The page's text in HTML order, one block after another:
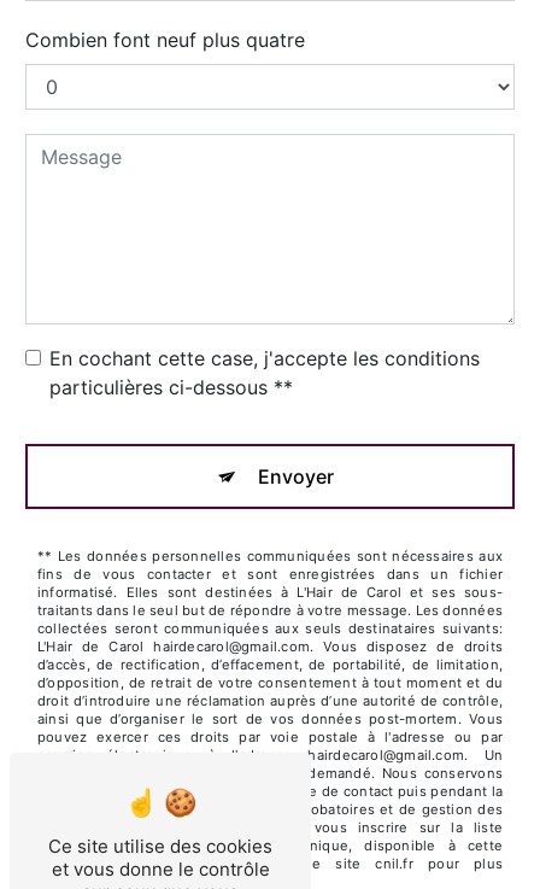
Combien font neuf plus quatre
En cochant cette case, j'accepte les conditions
particulières ci-dessous **
Envoyer
** Les données personnelles communiquées sont nécessaires aux
fins de vous contacter et sont enregistrées dans un fichier
informatisé. Elles sont destinées à L'Hair de Carol et ses sous-
traitants dans le seul but de répondre à votre message. Les données
collectées seront communiquées aux seuls destinataires suivants:
L'Hair de Carol hairdecarol@gmail.com. Vous disposez de droits
d’accès, de rectification, d’effacement, de portabilité, de limitation,
d’opposition, de retrait de votre consentement à tout moment et du
droit d’introduire une réclamation auprès d’une autorité de contrôle,
ainsi que d’organiser le sort de vos données post-mortem. Vous
pouvez exercer ces droits par voie postale à l'adresse ou par
courrier électronique à l'adresse hairdecarol@gmail.com. Un
justificatif d'identité pourra vous être demandé. Nous conservons
vos données pendant la période de prise de contact puis pendant la
durée de prescription légale aux fins probatoires et de gestion des
contentieux. Vous avez le droit de vous inscrire sur la liste
d'opposition au démarchage téléphonique, disponible à cette
adresse:Bloctel.gouv.fr. Consultez le site cnil.fr pour plus
d’informations sur vos droits.
Ce site utilise des cookies
et vous donne le contrôle